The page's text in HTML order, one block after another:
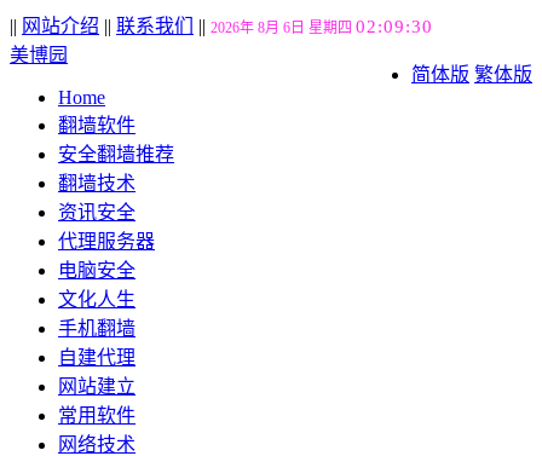
|| 网站介绍 || 联系我们 || 2026年 8月 6日 星期四 02:09:31
简体版 繁体版
美博园
Home
翻墙软件
安全翻墙推荐
翻墙技术
资讯安全
代理服务器
电脑安全
文化人生
手机翻墙
自建代理
网站建立
常用软件
网络技术